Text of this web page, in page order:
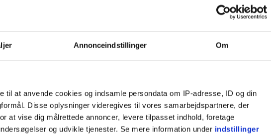
Annonceindstillinger Om
til at anvende cookies og indsamle persondata om IP-adresse, ID og din
Disse oplysninger videregives til vores samarbejdspartnere, der
at vise dig målrettede annoncer, levere tilpasset indhold, foretage
og udvikle tjenester. Se mere information under indstillinger
selvmål.